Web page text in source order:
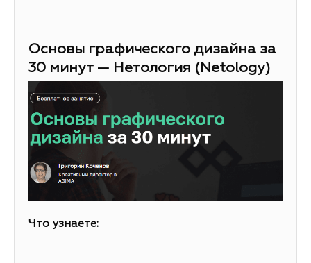
Основы графического дизайна за
30 минут — Нетология (Netology)
Что узнаете: